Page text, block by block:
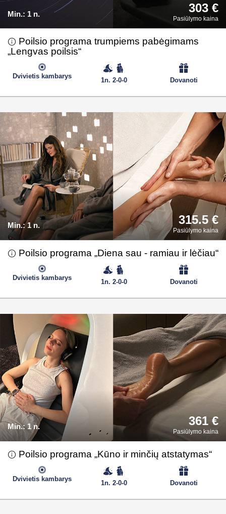
Min.: 1 n. 303 €
Pasiūlymo kaina
Poilsio programa trumpiems pabėgimams
„Lengvas poilsis“
Dovanoti
Dvivietis kambarys
1n. 2-0-0
Min.: 1 n. 315.5 €
Pasiūlymo kaina
Poilsio programa „Diena sau - ramiau ir lėčiau“
Dovanoti
Dvivietis kambarys
1n. 2-0-0
Min.: 1 n. 361 €
Pasiūlymo kaina
Poilsio programa „Kūno ir minčių atstatymas“
Dovanoti
Dvivietis kambarys
1n. 2-0-0